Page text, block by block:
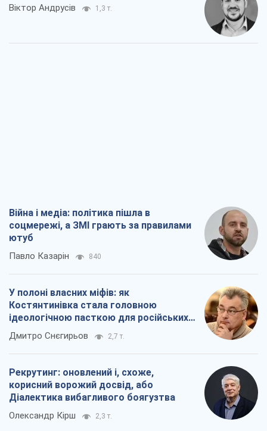
Віктор Андрусів 1,3 т.
Війна і медіа: політика пішла в
соцмережі, а ЗМІ грають за правилами
ютуб
Павло Казарін 840
У полоні власних міфів: як
Костянтинівка стала головною
ідеологічною пасткою для російських
окупантів
Дмитро Снєгирьов 2,7 т.
Рекрутинг: оновлений і, схоже,
корисний ворожий досвід, або
Діалектика вибагливого боягузтва
Олександр Кірш 2,3 т.